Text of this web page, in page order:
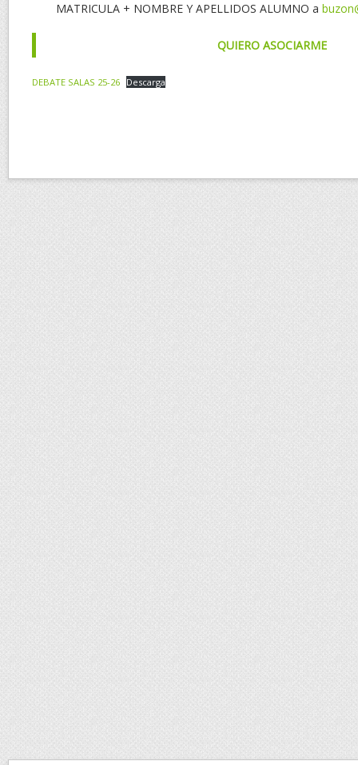
MATRICULA + NOMBRE Y APELLIDOS ALUMNO a
QUIERO ASOCIARME
DEBATE SALAS 25-26 Descarga